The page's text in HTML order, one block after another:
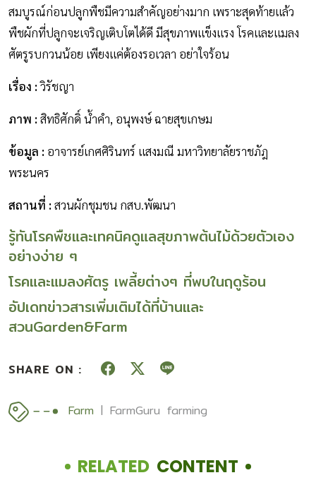
สมบูรณ์ก่อนปลูกพืชมีความสำคัญอย่างมาก เพราะสุดท้ายแล้ว
พืชผักที่ปลูกจะเจริญเติบโตได้ดี มีสุขภาพแข็งแรง โรคและแมลง
ศัตรูรบกวนน้อย เพียงแค่ต้องรอเวลา อย่าใจร้อน
เรื่อง :วิรัชญา
ภาพ :สิทธิศักดิ์ น้ำคำ, อนุพงษ์ ฉายสุขเกษม
ข้อมูล : อาจารย์เกศศิรินทร์ แสงมณี มหาวิทยาลัยราชภัฎ
พระนคร
สถานที่ :สวนผักชุมชน กสบ.พัฒนา
รู้ทันโรคพืชและเทคนิคดูแลสุขภาพต้นไม้ด้วยตัวเอง
อย่างง่าย ๆ
โรคและแมลงศัตรู เพลี้ยต่างๆ ที่พบในฤดูร้อน
อัปเดทข่าวสารเพิ่มเติมได้ที่บ้านและ
สวนGarden&Farm
SHARE ON :
Farm FarmGuru farming
RELATED CONTENT